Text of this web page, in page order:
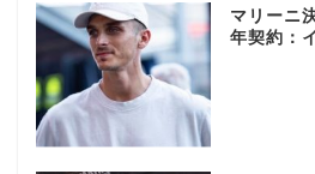
マリーニ
年契約：